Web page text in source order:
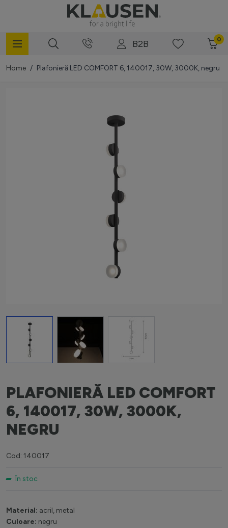
B2B 0
Home / Plafonieră LED COMFORT 6, 140017, 30W, 3000K, negru
View larger imageView larger imageView larger image
PLAFONIERĂ LED COMFORT
6, 140017, 30W, 3000K,
NEGRU
Cod: 140017
În stoc
Material: acril, metal
Culoare: negru